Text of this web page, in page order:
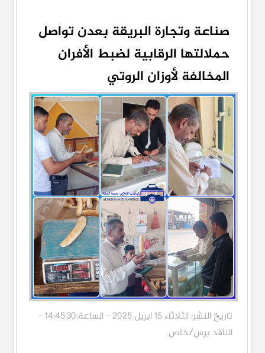
صناعة وتجارة البريقة بعدن تواصل
حملالتها الرقابية لضبط الأفران
المخالفة لأوزان الروتي
تاريخ النشر: الثلاثاء 15 ابريل 2025 - الساعة:14:45:30 -
الناقد برس/خاص